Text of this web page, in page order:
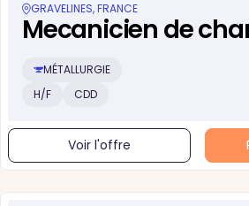
GRAVELINES, FRANCE
Mecanicien de
MÉTALLURGIE
H/F
CDD
Voir l'offre